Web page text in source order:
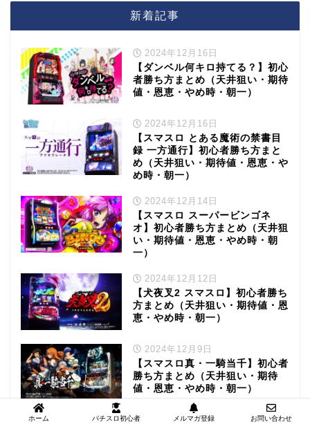
新着記事
2024年12月16日
【ダンベル何キロ持てる？】初心
者勝ち方まとめ（天井狙い・期待
値・恩恵・やめ時・朝一）
2024年12月16日
【スマスロ とある魔術の禁書目
録 一方通行】初心者勝ち方まと
め（天井狙い・期待値・恩恵・や
め時・朝一）
2024年12月14日
【スマスロ スーパービンゴネ
オ】初心者勝ち方まとめ（天井狙
い・期待値・恩恵・やめ時・朝
一）
2024年12月12日
【犬夜叉2 スマスロ】初心者勝ち
方まとめ（天井狙い・期待値・恩
恵・やめ時・朝一）
2024年12月9日
【スマスロ真・一騎当千】初心者
勝ち方まとめ（天井狙い・期待
値・恩恵・やめ時・朝一）
ホーム パチスロ初心者 メルマガ登録 お問い合わせ